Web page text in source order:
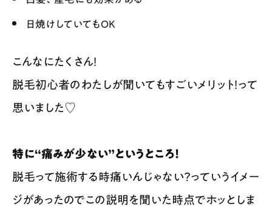
日焼けしていてもOK
こんなにたくさん！
脱毛初心者のわたしが聞いてもすごいメリット！って
思いました♡
特に“痛みが少ない”というところ！
脱毛って施術する時痛いんじゃない？っていうイメー
ジがあったのでこの説明を聞いた時点でホッとしま